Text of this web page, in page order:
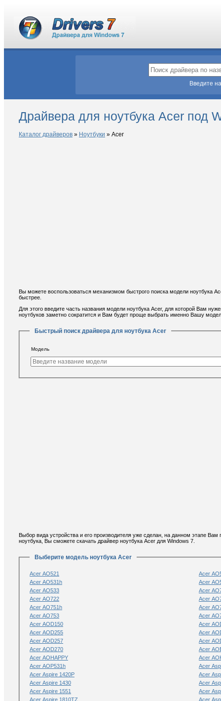
Введите
Драйвера для ноутбука Acer под
Каталог драйверов » Ноутбуки » Acer
Вы можете воспользоваться механизмом быстрого поиска модели ноутбука
быстрее.
Для этого введите часть названия модели ноутбука Acer, для которой Вам
ноутбуков заметно сократится и Вам будет проще выбрать именно Вашу
Быстрый поиск драйвера для ноутбука Acer
Модель
Выбор вида устройства и его производителя уже сделан, на данном этапе
ноутбука, Вы сможете скачать драйвер ноутбука Acer для Windows 7.
Выберите модель ноутбука Acer
Acer AO521
Acer
Acer AO531h
Acer
Acer AO533
Acer
Acer AO722
Acer
Acer AO751h
Acer
Acer AO753
Acer
Acer AOD150
Acer
Acer AOD255
Acer
Acer AOD257
Acer
Acer AOD270
Acer
Acer AOHAPPY
Acer
Acer AOP531h
Acer
Acer Aspire 1420P
Acer
Acer Aspire 1430
Acer
Acer Aspire 1551
Acer
Acer Aspire 1810TZ
Acer